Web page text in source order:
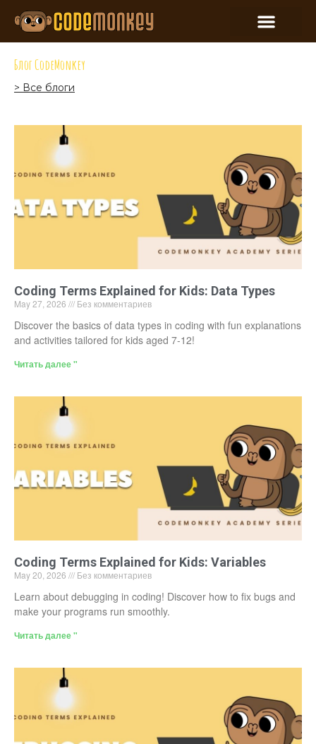
Блог CodeMonkey
> Все блоги
Coding Terms Explained for Kids: Data Types
May 27, 2026 Без комментариев
Discover the basics of data types in coding with fun explanations
and activities tailored for kids aged 7-12!
Читать далее "
Coding Terms Explained for Kids: Variables
May 20, 2026 Без комментариев
Learn about debugging in coding! Discover how to fix bugs and
make your programs run smoothly.
Читать далее "